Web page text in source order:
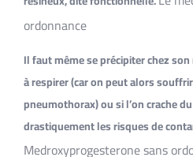
ordonnance
Il faut même se précipiter chez
à respirer (car on peut alors
pneumothorax) ou si l’on crache
drastiquement les risques de
Medroxyprogesterone sans